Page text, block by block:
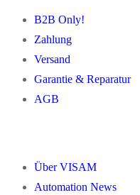
B2B Only!
Zahlung
Versand
Garantie & Reparatur
AGB
Über VISAM
Automation News